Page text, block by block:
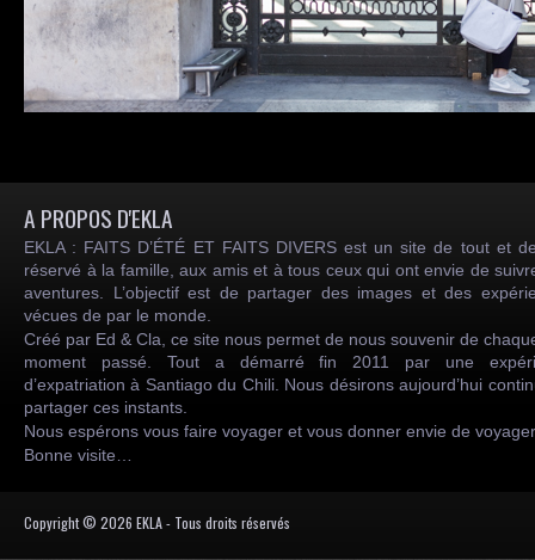
A PROPOS D'EKLA
EKLA : FAITS D’ÉTÉ ET FAITS DIVERS est un site de tout et
réservé à la famille, aux amis et à tous ceux qui ont envie de
aventures. L’objectif est de partager des images et des
vécues de par le monde.
Créé par Ed & Cla, ce site nous permet de nous souvenir de
moment passé. Tout a démarré fin 2011 par une
d’expatriation à Santiago du Chili. Nous désirons aujourd’hui
partager ces instants.
Nous espérons vous faire voyager et vous donner envie de
Bonne visite…
Copyright © 2026 EKLA - Tous droits réservés